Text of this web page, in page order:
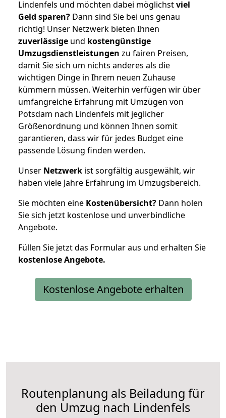
Lindenfels und möchten dabei möglichstviel
Geld sparen? Dann sind Sie bei uns genau
richtig! Unser Netzwerk bieten Ihnen
zuverlässige und kostengünstige
Umzugsdienstleistungen zu fairen Preisen,
damit Sie sich um nichts anderes als die
wichtigen Dinge in Ihrem neuen Zuhause
kümmern müssen. Weiterhin verfügen wir über
umfangreiche Erfahrung mit Umzügen von
Potsdam nach Lindenfels mit jeglicher
Größenordnung und können Ihnen somit
garantieren, dass wir für jedes Budget eine
passende Lösung finden werden.
Unser Netzwerk ist sorgfältig ausgewählt, wir
haben viele Jahre Erfahrung im Umzugsbereich.
Sie möchten eine Kostenübersicht? Dann holen
Sie sich jetzt kostenlose und unverbindliche
Angebote.
Füllen Sie jetzt das Formular aus und erhalten Sie
kostenloseAngebote.
Kostenlose Angebote erhalten
Routenplanung als Beiladung für
den Umzug nach Lindenfels